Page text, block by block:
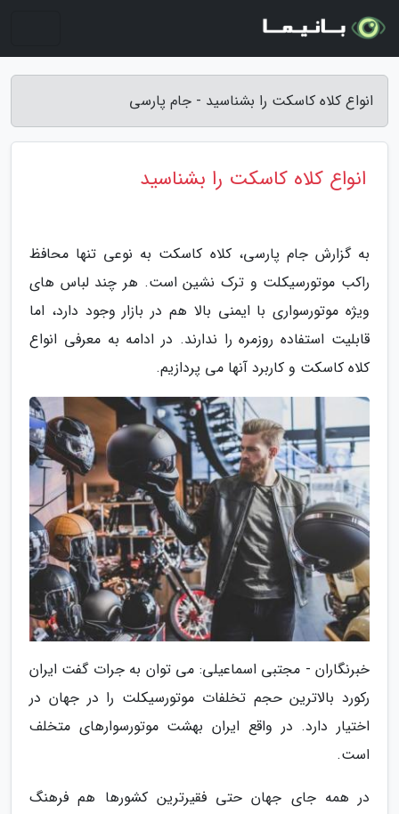
انواع کلاه کاسکت را بشناسید - جام پارسی
انواع کلاه کاسکت را بشناسید
به گزارش جام پارسی، کلاه کاسکت به نوعی تنها محافظ
راکب موتورسیکلت و ترک نشین است. هر چند لباس های
ویژه موتورسواری با ایمنی بالا هم در بازار وجود دارد، اما
قابلیت استفاده روزمره را ندارند. در ادامه به معرفی انواع
کلاه کاسکت و کاربرد آنها می پردازیم.
خبرنگاران - مجتبی اسماعیلی: می توان به جرات گفت ایران
رکورد بالاترین حجم تخلفات موتورسیکلت را در جهان در
اختیار دارد. در واقع ایران بهشت موتورسوارهای متخلف
است.
در همه جای جهان حتی فقیرترین کشورها هم فرهنگ